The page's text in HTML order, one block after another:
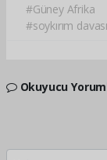
#Güney Afrika
#soykırım davası
Okuyucu